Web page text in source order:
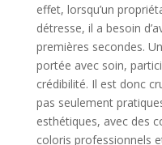
effet, lorsqu’un
détresse, il a besoin
premières secondes.
portée avec soin,
crédibilité. Il est donc
pas seulement
esthétiques, avec des
coloris professionnels